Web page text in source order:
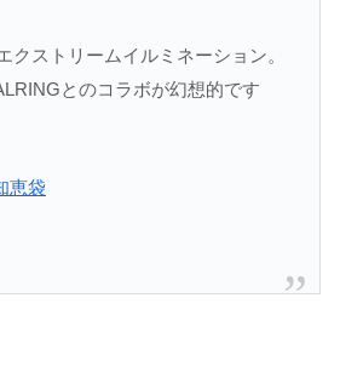
クストリームイルミネーション。
とのコラボが幻想的です
恵袋